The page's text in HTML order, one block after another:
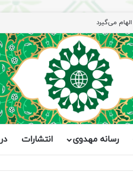
می‌گیرد
رسانه مهدوی انتشارات